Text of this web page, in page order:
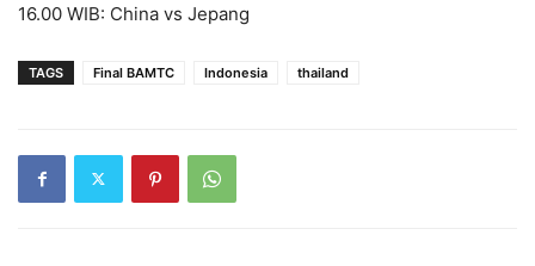
16.00 WIB: China vs Jepang
TAGS Final BAMTC Indonesia thailand